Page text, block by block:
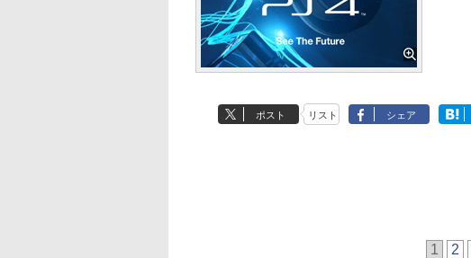
ポスト リスト シェア
1 2